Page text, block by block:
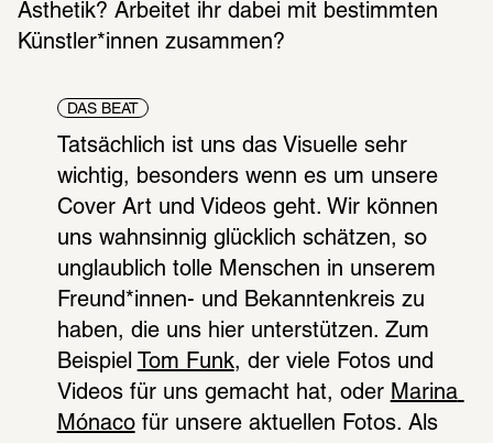
Ästhetik? Arbeitet ihr dabei mit bestimmten
Künstler*innen zusammen?
DAS BEAT
Tatsächlich ist uns das Visuelle sehr
wichtig, besonders wenn es um unsere
Cover Art und Videos geht. Wir können
uns wahnsinnig glücklich schätzen, so
unglaublich tolle Menschen in unserem
Freund*innen- und Bekanntenkreis zu
haben, die uns hier unterstützen. Zum
Beispiel
Tom Funk, der viele Fotos und
Videos für uns gemacht hat, oder Marina
Mónaco für unsere aktuellen Fotos. Als